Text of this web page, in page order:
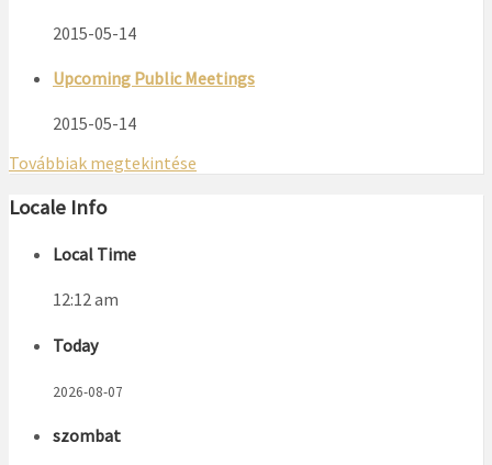
2015-05-14
Upcoming Public Meetings
2015-05-14
Továbbiak megtekintése
Locale Info
Local Time
12:12 am
Today
2026-08-07
szombat